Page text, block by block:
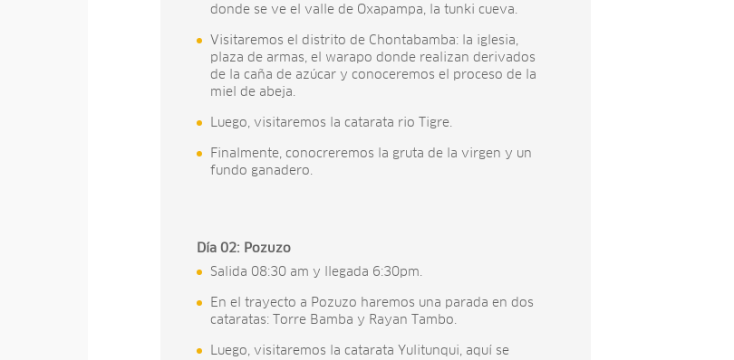
donde se ve el valle de Oxapampa, la tunki cueva.
Visitaremos el distrito de Chontabamba: la iglesia,
plaza de armas, el warapo donde realizan derivados
de la caña de azúcar y conoceremos el proceso de la
miel de abeja.
Luego, visitaremos la catarata rio Tigre.
Finalmente, conocreremos la gruta de la virgen y un
fundo ganadero.
Día 02: Pozuzo
Salida 08:30 am y llegada 6:30pm.
En el trayecto a Pozuzo haremos una parada en dos
cataratas: Torre Bamba y Rayan Tambo.
Luego, visitaremos la catarata Yulitunqui, aquí se